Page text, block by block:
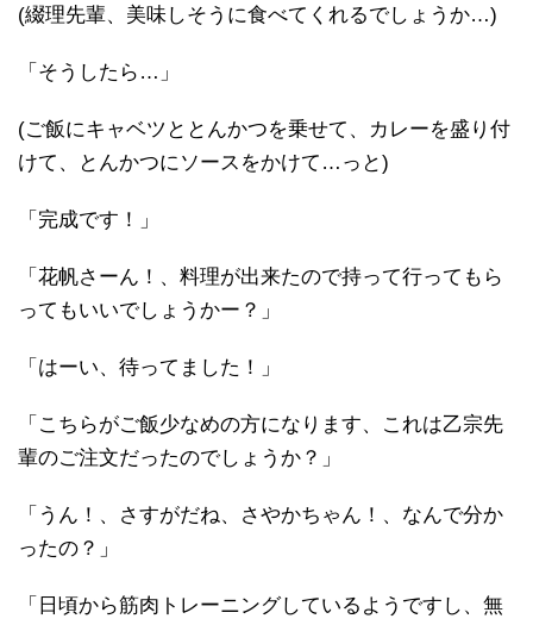
(綴理先輩、美味しそうに食べてくれるでしょうか…)
「そうしたら…」
(ご飯にキャベツととんかつを乗せて、カレーを盛り付
けて、とんかつにソースをかけて…っと)
「完成です！」
「花帆さーん！、料理が出来たので持って行ってもら
ってもいいでしょうかー？」
「はーい、待ってました！」
「こちらがご飯少なめの方になります、これは乙宗先
輩のご注文だったのでしょうか？」
「うん！、さすがだね、さやかちゃん！、なんで分か
ったの？」
「日頃から筋肉トレーニングしているようですし、無